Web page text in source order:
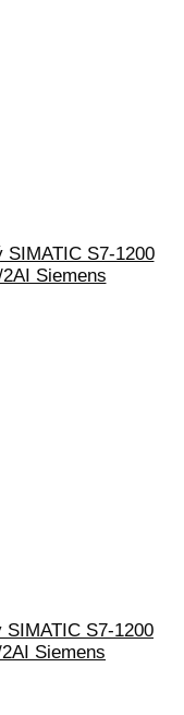
S7-1200
Siemens
S7-1200
Siemens